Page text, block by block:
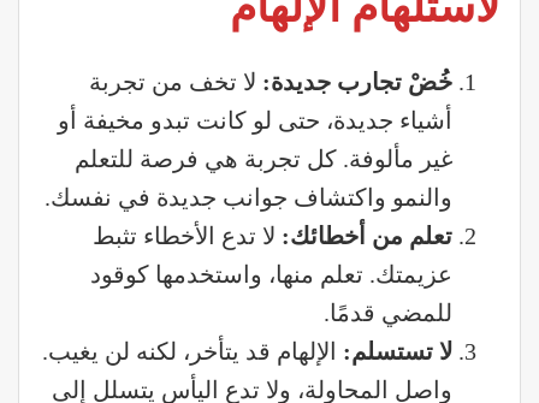
خُضْ تجارب جديدة: لا تخف من تجربة
أشياء جديدة، حتى لو كانت تبدو مخيفة أو
غير مألوفة. كل تجربة هي فرصة للتعلم
والنمو واكتشاف جوانب جديدة في نفسك.
تعلم من أخطائك: لا تدع الأخطاء تثبط
عزيمتك. تعلم منها، واستخدمها كوقود
للمضي قدمًا.
لا تستسلم: الإلهام قد يتأخر، لكنه لن يغيب.
واصل المحاولة، ولا تدع اليأس يتسلل إلى